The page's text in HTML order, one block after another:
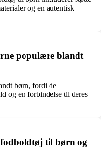
og en autentisk
populære blandt
børn, fordi de
og en forbindelse til deres
til børn og